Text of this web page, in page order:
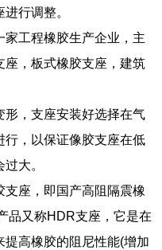
行调整。
工程橡胶生产企业，主
座，板式橡胶支座，建筑
形，支座安装好选择在气
行，以保证像胶支座在低
大。
支座，即国产高阻隔震橡
品又称HDR支座，它是在
高橡胶的阻尼性能(增加